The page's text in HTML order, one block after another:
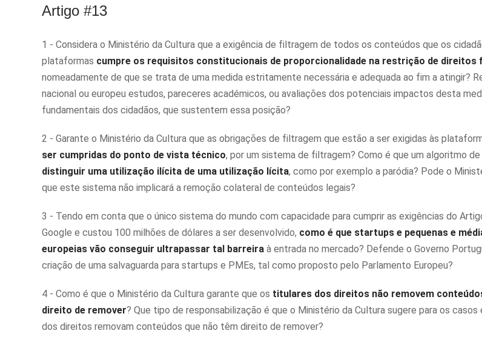
Artigo #13
1 - Considera o Ministério da Cultura que a exigência de filtragem de todos os conteúdos que os
plataformas cumpre os requisitos constitucionais de proporcionalidade na restrição de direitos
nomeadamente de que se trata de uma medida estritamente necessária e adequada ao fim a atingir?
nacional ou europeu estudos, pareceres académicos, ou avaliações dos potenciais impactos desta
fundamentais dos cidadãos, que sustentem essa posição?
2 - Garante o Ministério da Cultura que as obrigações de filtragem que estão a ser exigidas às
ser cumpridas do ponto de vista técnico, por um sistema de filtragem? Como é que um algoritmo de
distinguir uma utilização ilícita de uma utilização lícita, como por exemplo a paródia? Pode o
que este sistema não implicará a remoção colateral de conteúdos legais?
3 - Tendo em conta que o único sistema do mundo com capacidade para cumprir as exigências do
Google e custou 100 milhões de dólares a ser desenvolvido, como é que startups e pequenas e
europeias vão conseguir ultrapassar tal barreira à entrada no mercado? Defende o Governo
criação de uma salvaguarda para startups e PMEs, tal como proposto pelo Parlamento Europeu?
4 - Como é que o Ministério da Cultura garante que os titulares dos direitos não removem
direito de remover? Que tipo de responsabilização é que o Ministério da Cultura sugere para os
dos direitos removam conteúdos que não têm direito de remover?